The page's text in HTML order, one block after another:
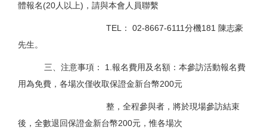
體報名(20人以上)，請與本會人員聯繫
TEL： 02-8667-6111分機181 陳志豪
先生。
三、注意事項： 1.報名費用及名額：本參訪活動報名費
用為免費，各場次僅收取保證金新台幣200元
整，全程參與者，將於現場參訪結束
後，全數退回保證金新台幣200元，惟各場次